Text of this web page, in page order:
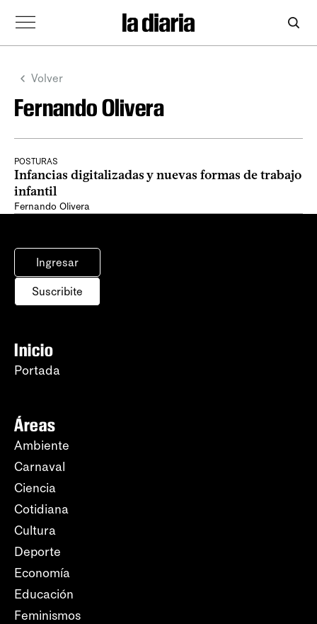
Volver
Fernando Olivera
POSTURAS
Infancias digitalizadas y nuevas formas de trabajo
infantil
Fernando Olivera
Ingresar
Suscribite
Inicio
Portada
Áreas
Ambiente
Carnaval
Ciencia
Cotidiana
Cultura
Deporte
Economía
Educación
Feminismos